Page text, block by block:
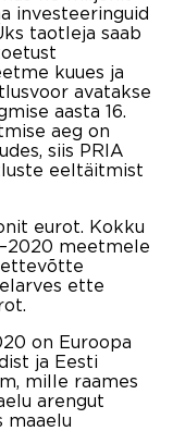
investeeringuid
taotleja saab
kuues ja
avatakse
aasta 16.
aeg on
siis PRIA
eeltäitmist
eurot. Kokku
meetmele
ette
on Euroopa
ja Eesti
mille raames
arengut
maaelu